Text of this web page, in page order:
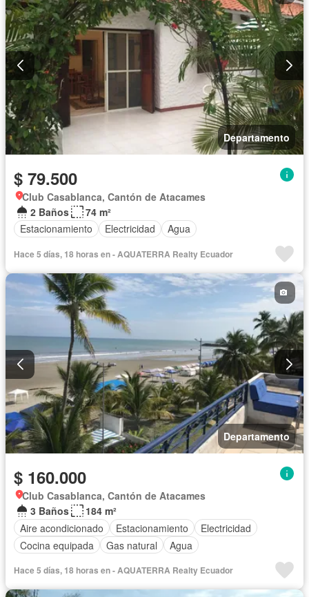
Departamento
$ 79.500
Club Casablanca, Cantón de Atacames
2 Baños
74 m²
Estacionamiento
Electricidad Agua
Hace 5 días, 18 horas en - AQUATERRA Realty Ecuador
Departamento
$ 160.000
Club Casablanca, Cantón de Atacames
3 Baños
184 m²
Aire acondicionado
Estacionamiento
Electricidad
Cocina equipada
Gas natural Agua
Hace 5 días, 18 horas en - AQUATERRA Realty Ecuador